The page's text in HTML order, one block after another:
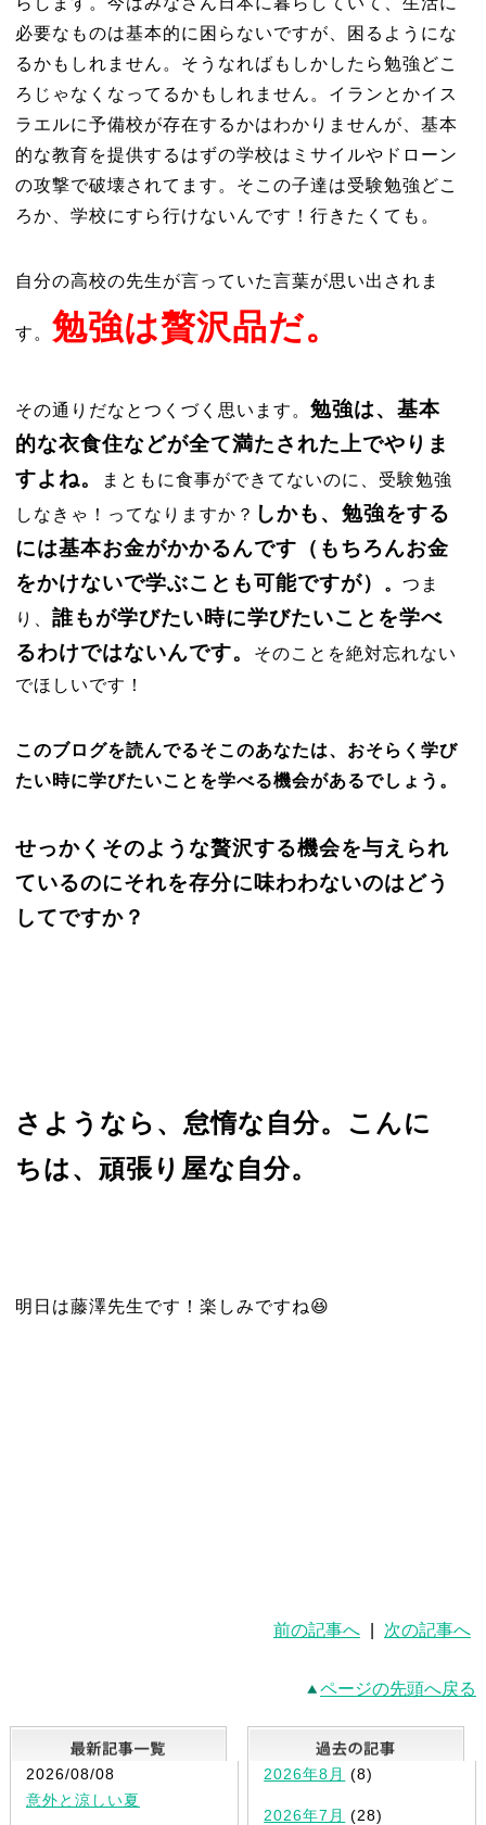
必要なものは基本的に困らないですが、困るようにな
るかもしれません。そうなればもしかしたら勉強どこ
ろじゃなくなってるかもしれません。イランとかイス
ラエルに予備校が存在するかはわかりませんが、基本
的な教育を提供するはずの学校はミサイルやドローン
の攻撃で破壊されてます。そこの子達は受験勉強どこ
ろか、学校にすら行けないんです！行きたくても。
自分の高校の先生が言っていた言葉が思い出されま
す。 勉強は贅沢品だ。
その通りだなとつくづく思います。 勉強は、基本
的な衣食住などが全て満たされた上でやりま
すよね。
まともに食事ができてないのに、受験勉強
しなきゃ！ってなりますか？ しかも、勉強をする
には基本お金がかかるんです（もちろんお金
をかけないで学ぶことも可能ですが）
。 つま
り、 誰もが学びたい時に学びたいことを学べ
るわけではないんです。
そのことを絶対忘れない
でほしいです！
このブログを読んでるそこのあなたは、おそらく学び
たい時に学びたいことを学べる機会があるでしょう。
せっかくそのような贅沢する機会を与えられ
ているのにそれを存分に味わわないのはどう
してですか？
さようなら、怠惰な自分。こんに
ちは、頑張り屋な自分。
明日は藤澤先生です！楽しみですね😆
前の記事へ 次の記事へ
ページの先頭へ戻る
最新記事一覧
2026/08/08
意外と涼しい夏
2026年8月 (8)
2026年7月 (28)